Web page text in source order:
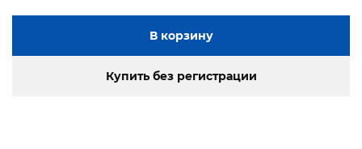
В корзину
Купить без регистрации